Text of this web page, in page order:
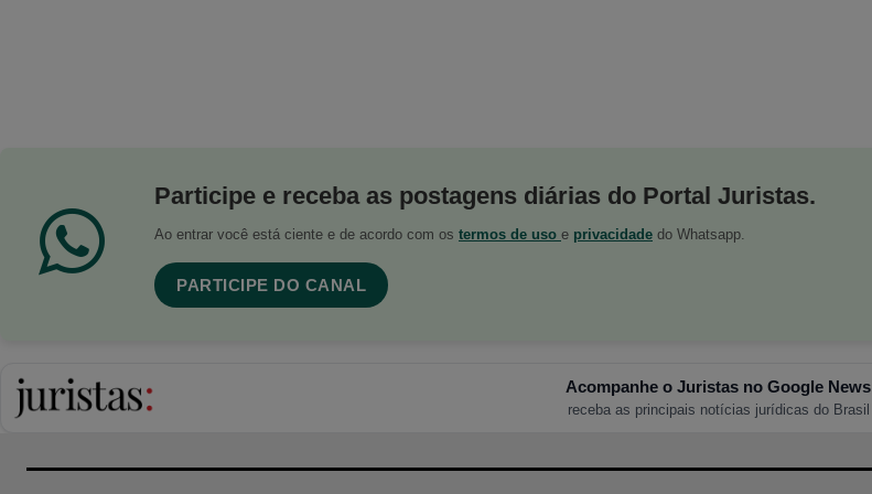
Participe e receba as postagens diárias do Portal Juristas.
Ao entrar você está ciente e de acordo com os termos de uso e privacidade do Whatsapp.
PARTICIPE DO CANAL
Acompanhe o Juristas no Google News
receba as principais notícias jurídicas do Brasil